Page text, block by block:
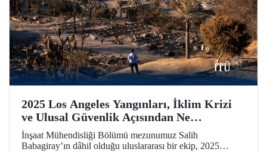
2025 Los Angeles Yangınları, İklim Krizi
ve Ulusal Güvenlik Açısından Ne
Anlatıyor?
İnşaat Mühendisliği Bölümü mezunumuz Salih
Babagiray’ın dâhil olduğu uluslararası bir ekip, 2025